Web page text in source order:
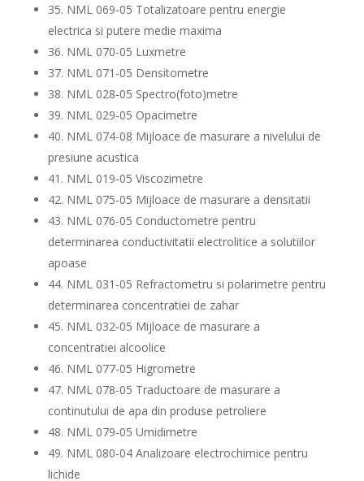
35. NML 069-05 Totalizatoare pentru energie
electrica si putere medie maxima
36. NML 070-05 Luxmetre
37. NML 071-05 Densitometre
38. NML 028-05 Spectro(foto)metre
39. NML 029-05 Opacimetre
40. NML 074-08 Mijloace de masurare a nivelului de
presiune acustica
41. NML 019-05 Viscozimetre
42. NML 075-05 Mijloace de masurare a densitatii
43. NML 076-05 Conductometre pentru
determinarea conductivitatii electrolitice a solutiilor
apoase
44. NML 031-05 Refractometru si polarimetre pentru
determinarea concentratiei de zahar
45. NML 032-05 Mijloace de masurare a
concentratiei alcoolice
46. NML 077-05 Higrometre
47. NML 078-05 Traductoare de masurare a
continutului de apa din produse petroliere
48. NML 079-05 Umidimetre
49. NML 080-04 Analizoare electrochimice pentru
lichide